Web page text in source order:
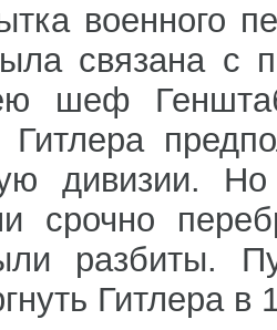
военного
связана с
шеф
Гитлера
дивизии.
срочно
разбиты.
Гитлера в